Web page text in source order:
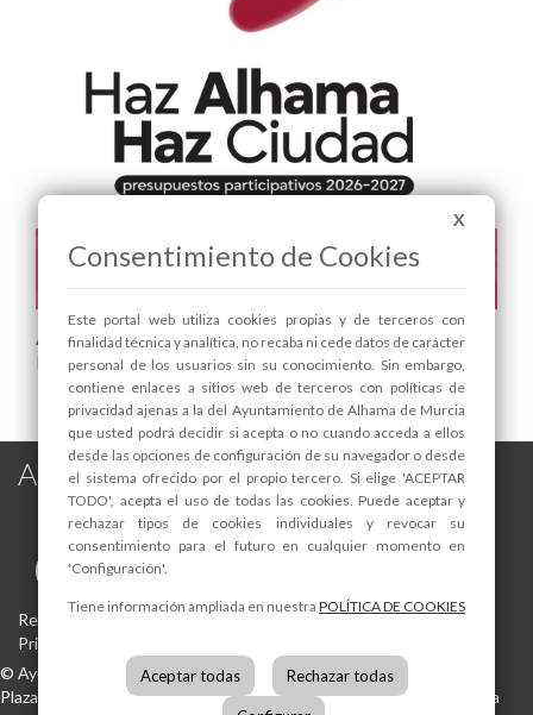
Areas relacionadas:
Participación Ciudadana
Alhama de Murcia en las Redes
Registro de actividades de tratamiento -Aviso Legal-Política de
Privacidad
© Ayuntamiento de Alhama de Murcia
Plaza de la Constitución, 130840 Alhama de Murcia(Murcia)
España
X
Consentimiento de Cookies
Este portal web utiliza cookies propias y de terceros con
finalidad técnica y analítica, no recaba ni cede datos de carácter
personal de los usuarios sin su conocimiento. Sin embargo,
contiene enlaces a sitios web de terceros con políticas de
privacidad ajenas a la del Ayuntamiento de Alhama de Murcia
que usted podrá decidir si acepta o no cuando acceda a ellos
desde las opciones de configuración de su navegador o desde
el sistema ofrecido por el propio tercero. Si elige 'ACEPTAR
TODO', acepta el uso de todas las cookies. Puede aceptar y
rechazar tipos de cookies individuales y revocar su
consentimiento para el futuro en cualquier momento en
'Configuración'.
Tiene información ampliada en nuestra POLÍTICA DE COOKIES
Aceptar todas Rechazar todas